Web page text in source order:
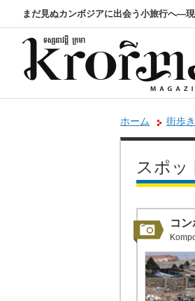
まだ見ぬカンボジアに出会う小旅行へ―
ホーム 街歩き
スポッ
コ